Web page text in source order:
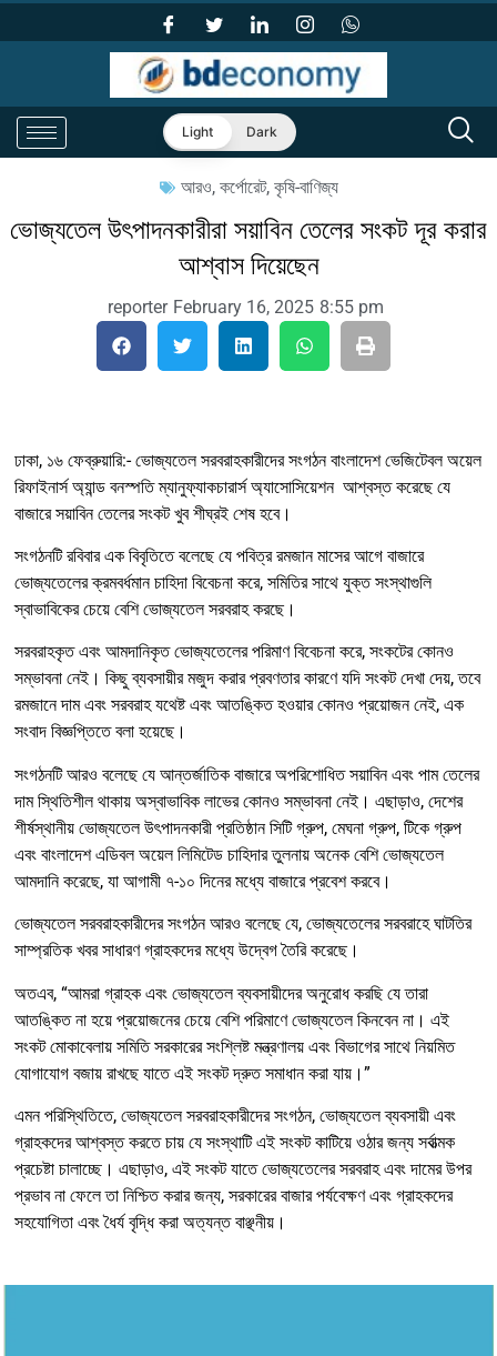
Light Dark
আরও, কর্পোরেট, কৃষি-বাণিজ্য
ভোজ্যতেল উৎপাদনকারীরা সয়াবিন তেলের সংকট দূর করার
আশ্বাস দিয়েছেন
reporter February 16, 2025 8:55 pm
ঢাকা, ১৬ ফেব্রুয়ারি:- ভোজ্যতেল সরবরাহকারীদের সংগঠন বাংলাদেশ ভেজিটেবল অয়েল
রিফাইনার্স অ্যান্ড বনস্পতি ম্যানুফ্যাকচারার্স অ্যাসোসিয়েশন আশ্বস্ত করেছে যে
বাজারে সয়াবিন তেলের সংকট খুব শীঘ্রই শেষ হবে।
সংগঠনটি রবিবার এক বিবৃতিতে বলেছে যে পবিত্র রমজান মাসের আগে বাজারে
ভোজ্যতেলের ক্রমবর্ধমান চাহিদা বিবেচনা করে, সমিতির সাথে যুক্ত সংস্থাগুলি
স্বাভাবিকের চেয়ে বেশি ভোজ্যতেল সরবরাহ করছে।
সরবরাহকৃত এবং আমদানিকৃত ভোজ্যতেলের পরিমাণ বিবেচনা করে, সংকটের কোনও
সম্ভাবনা নেই। কিছু ব্যবসায়ীর মজুদ করার প্রবণতার কারণে যদি সংকট দেখা দেয়, তবে
রমজানে দাম এবং সরবরাহ যথেষ্ট এবং আতঙ্কিত হওয়ার কোনও প্রয়োজন নেই, এক
সংবাদ বিজ্ঞপ্তিতে বলা হয়েছে।
সংগঠনটি আরও বলেছে যে আন্তর্জাতিক বাজারে অপরিশোধিত সয়াবিন এবং পাম তেলের
দাম স্থিতিশীল থাকায় অস্বাভাবিক লাভের কোনও সম্ভাবনা নেই। এছাড়াও, দেশের
শীর্ষস্থানীয় ভোজ্যতেল উৎপাদনকারী প্রতিষ্ঠান সিটি গ্রুপ, মেঘনা গ্রুপ, টিকে গ্রুপ
এবং বাংলাদেশ এডিবল অয়েল লিমিটেড চাহিদার তুলনায় অনেক বেশি ভোজ্যতেল
আমদানি করেছে, যা আগামী ৭-১০ দিনের মধ্যে বাজারে প্রবেশ করবে।
ভোজ্যতেল সরবরাহকারীদের সংগঠন আরও বলেছে যে, ভোজ্যতেলের সরবরাহে ঘাটতির
সাম্প্রতিক খবর সাধারণ গ্রাহকদের মধ্যে উদ্বেগ তৈরি করেছে।
অতএব, “আমরা গ্রাহক এবং ভোজ্যতেল ব্যবসায়ীদের অনুরোধ করছি যে তারা
আতঙ্কিত না হয়ে প্রয়োজনের চেয়ে বেশি পরিমাণে ভোজ্যতেল কিনবেন না। এই
সংকট মোকাবেলায় সমিতি সরকারের সংশ্লিষ্ট মন্ত্রণালয় এবং বিভাগের সাথে নিয়মিত
যোগাযোগ বজায় রাখছে যাতে এই সংকট দ্রুত সমাধান করা যায়।”
এমন পরিস্থিতিতে, ভোজ্যতেল সরবরাহকারীদের সংগঠন, ভোজ্যতেল ব্যবসায়ী এবং
গ্রাহকদের আশ্বস্ত করতে চায় যে সংস্থাটি এই সংকট কাটিয়ে ওঠার জন্য সর্বাত্মক
প্রচেষ্টা চালাচ্ছে। এছাড়াও, এই সংকট যাতে ভোজ্যতেলের সরবরাহ এবং দামের উপর
প্রভাব না ফেলে তা নিশ্চিত করার জন্য, সরকারের বাজার পর্যবেক্ষণ এবং গ্রাহকদের
সহযোগিতা এবং ধৈর্য বৃদ্ধি করা অত্যন্ত বাঞ্ছনীয়।